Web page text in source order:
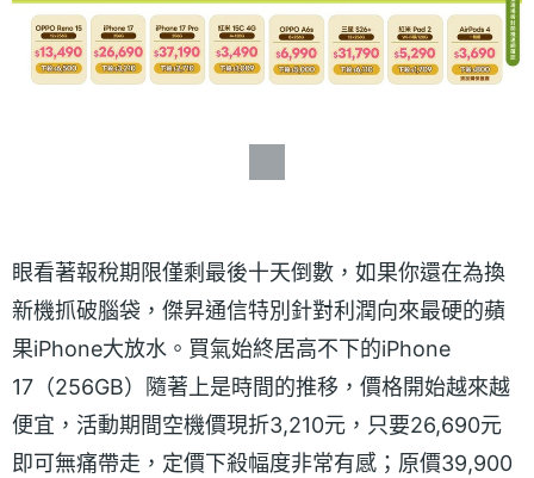
眼看著報稅期限僅剩最後十天倒數，如果你還在為換
新機抓破腦袋，傑昇通信特別針對利潤向來最硬的蘋
果iPhone大放水。買氣始終居高不下的iPhone
17（256GB）隨著上是時間的推移，價格開始越來越
便宜，活動期間空機價現折3,210元，只要26,690元
即可無痛帶走，定價下殺幅度非常有感；原價39,900